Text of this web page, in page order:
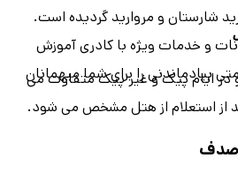
شارستان و مروارید گردیده است.
و خدمات ویژه با کادری آموزش
بیادماندنی را برای شما میهمانان
در ایام پیک و غیر پیک متفاوت می
از استعلام از هتل مشخص می شود.
صدف